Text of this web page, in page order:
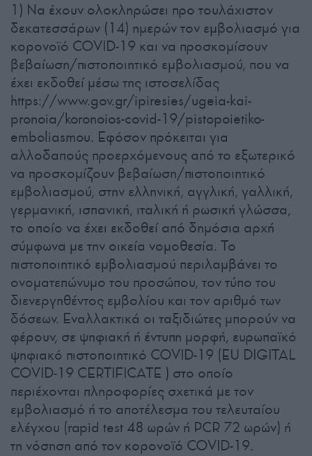
1) Να έχουν ολοκληρώσει προ τουλάχιστον
δεκατεσσάρων (14) ημερών τον εμβολιασμό για
κορονοϊό COVID-19 και να προσκομίσουν
βεβαίωση/πιστοποιητικό εμβολιασμού, που να
έχει εκδοθεί μέσω της ιστοσελίδας
https://www.gov.gr/ipiresies/ugeia-kai-
pronoia/koronoios-covid-19/pistopoietiko-
emboliasmou. Εφόσον πρόκειται για
αλλοδαπούς προερχόμενους από το εξωτερικό
να προσκομίζουν βεβαίωση/πιστοποιητικό
εμβολιασμού, στην ελληνική, αγγλική, γαλλική,
γερμανική, ισπανική, ιταλική ή ρωσική γλώσσα,
το οποίο να έχει εκδοθεί από δημόσια αρχή
σύμφωνα με την οικεία νομοθεσία. Το
πιστοποιητικό εμβολιασμού περιλαμβάνει το
ονοματεπώνυμο του προσώπου, τον τύπο του
διενεργηθέντος εμβολίου και τον αριθμό των
δόσεων. Εναλλακτικά οι ταξιδιώτες μπορούν να
φέρουν, σε ψηφιακή ή έντυπη μορφή, ευρωπαϊκό
ψηφιακό πιστοποιητικό COVID-19 (EU DIGITAL
COVID-19 CERTIFICATE ) στο οποίο
περιέχονται πληροφορίες σχετικά με τον
εμβολιασμό ή το αποτέλεσμα του τελευταίου
ελέγχου (rapid test 48 ωρών ή PCR 72 ωρών) ή
τη νόσηση από τον κορονοϊό COVID-19.